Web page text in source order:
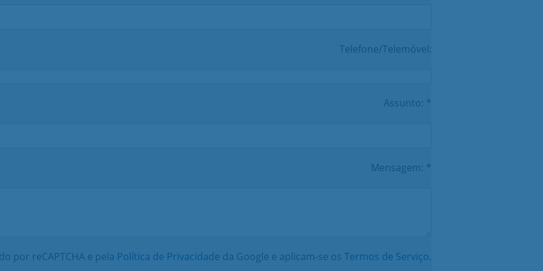
Telefone/Telemóvel:
Assunto: *
Mensagem: *
por reCAPTCHA e pela Política de Privacidade da Google e aplicam-se os Termos de Serviço.